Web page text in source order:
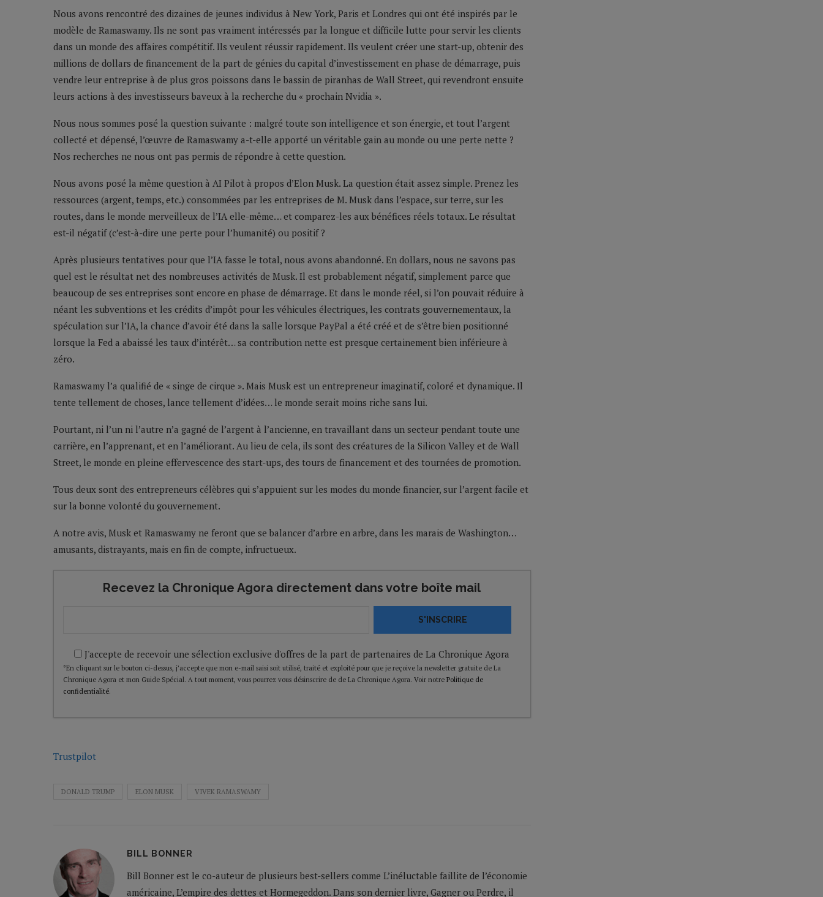
Nous avons rencontré des dizaines de jeunes individus à New York, Paris et Londres qui ont été inspirés par le
modèle de Ramaswamy. Ils ne sont pas vraiment intéressés par la longue et difficile lutte pour servir les clients
dans un monde des affaires compétitif. Ils veulent réussir rapidement. Ils veulent créer une start-up, obtenir des
millions de dollars de financement de la part de génies du capital d’investissement en phase de démarrage, puis
vendre leur entreprise à de plus gros poissons dans le bassin de piranhas de Wall Street, qui revendront ensuite
leurs actions à des investisseurs baveux à la recherche du « prochain Nvidia ».
Nous nous sommes posé la question suivante : malgré toute son intelligence et son énergie, et tout l’argent
collecté et dépensé, l’œuvre de Ramaswamy a-t-elle apporté un véritable gain au monde ou une perte nette ?
Nos recherches ne nous ont pas permis de répondre à cette question.
Nous avons posé la même question à AI Pilot à propos d’Elon Musk. La question était assez simple. Prenez les
ressources (argent, temps, etc.) consommées par les entreprises de M. Musk dans l’espace, sur terre, sur les
routes, dans le monde merveilleux de l’IA elle-même… et comparez-les aux bénéfices réels totaux. Le résultat
est-il négatif (c’est-à-dire une perte pour l’humanité) ou positif ?
Après plusieurs tentatives pour que l’IA fasse le total, nous avons abandonné. En dollars, nous ne savons pas
quel est le résultat net des nombreuses activités de Musk. Il est probablement négatif, simplement parce que
beaucoup de ses entreprises sont encore en phase de démarrage. Et dans le monde réel, si l’on pouvait réduire à
néant les subventions et les crédits d’impôt pour les véhicules électriques, les contrats gouvernementaux, la
spéculation sur l’IA, la chance d’avoir été dans la salle lorsque PayPal a été créé et de s’être bien positionné
lorsque la Fed a abaissé les taux d’intérêt… sa contribution nette est presque certainement bien inférieure à
zéro.
Ramaswamy l’a qualifié de « singe de cirque ». Mais Musk est un entrepreneur imaginatif, coloré et dynamique. Il
tente tellement de choses, lance tellement d’idées… le monde serait moins riche sans lui.
Pourtant, ni l’un ni l’autre n’a gagné de l’argent à l’ancienne, en travaillant dans un secteur pendant toute une
carrière, en l’apprenant, et en l’améliorant. Au lieu de cela, ils sont des créatures de la Silicon Valley et de Wall
Street, le monde en pleine effervescence des start-ups, des tours de financement et des tournées de promotion.
Tous deux sont des entrepreneurs célèbres qui s’appuient sur les modes du monde financier, sur l’argent facile et
sur la bonne volonté du gouvernement.
A notre avis, Musk et Ramaswamy ne feront que se balancer d’arbre en arbre, dans les marais de Washington…
amusants, distrayants, mais en fin de compte, infructueux.
Recevez la Chronique Agora directement dans votre boîte mail
S'INSCRIRE
J'accepte de recevoir une sélection exclusive d'offres de la part de partenaires de La Chronique Agora
*En cliquant sur le bouton ci-dessus, j’accepte que mon e-mail saisi soit utilisé, traité et exploité pour que je reçoive la newsletter gratuite de La
Chronique Agora et mon Guide Spécial. A tout moment, vous pourrez vous désinscrire de de La Chronique Agora. Voir notre Politique de
confidentialité.
Trustpilot
DONALD TRUMP ELON MUSK VIVEK RAMASWAMY
BILL BONNER
Bill Bonner est le co-auteur de plusieurs best-sellers comme L’inéluctable faillite de l’économie
américaine, L’empire des dettes et Hormegeddon. Dans son dernier livre, Gagner ou Perdre, il